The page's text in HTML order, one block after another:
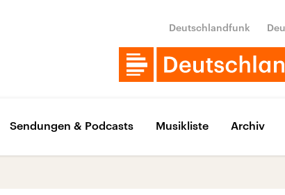
Deutschlandfunk
Sendungen & Podcasts Musikliste Archiv